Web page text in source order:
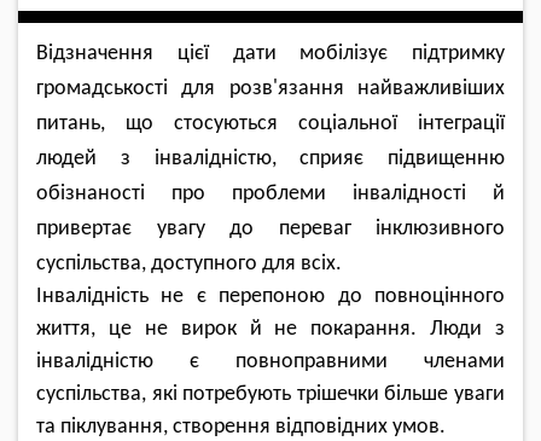
Відзначення цієї дати мобілізує підтримку
громадськості для розв'язання найважливіших
питань, що стосуються соціальної інтеграції
людей з інвалідністю, сприяє підвищенню
обізнаності про проблеми інвалідності й
привертає увагу до переваг інклюзивного
суспільства, доступного для всіх.
Інвалідність не є перепоною до повноцінного
життя, це не вирок й не покарання. Люди з
інвалідністю є повноправними членами
суспільства, які потребують трішечки більше уваги
та піклування, створення відповідних умов.